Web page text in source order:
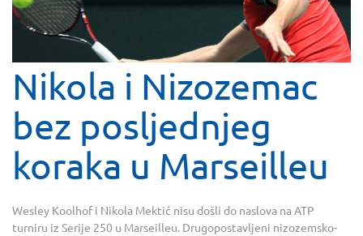
Nikola i Nizozemac
bez posljednjeg
koraka u Marseilleu
Wesley Koolhof i Nikola Mektić nisu došli do naslova na ATP
turniru iz Serije 250 u Marseilleu. Drugopostavljeni nizozemsko-